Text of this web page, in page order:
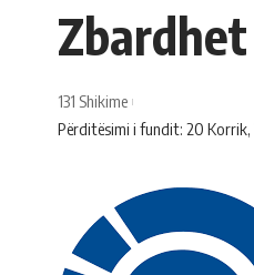
Përditësimi i fundit: 20 Korrik,
131 Shikime